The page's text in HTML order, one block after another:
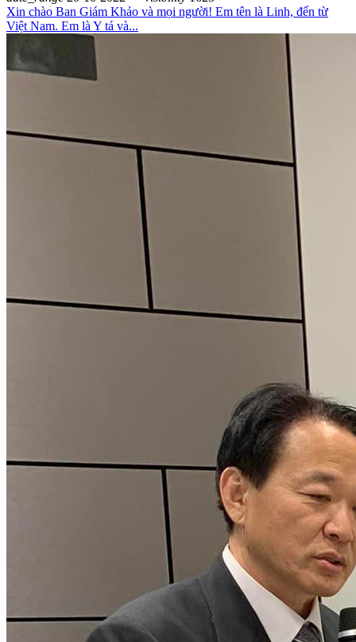
Xin chào Ban Giám Khảo và mọi người! Em tên là Linh, đến từ
Việt Nam. Em là Y tá và...